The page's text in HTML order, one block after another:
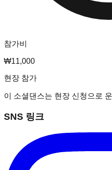
참가비
₩11,000
현장 참가
이 소셜댄스는 현장 신청으로
SNS 링크